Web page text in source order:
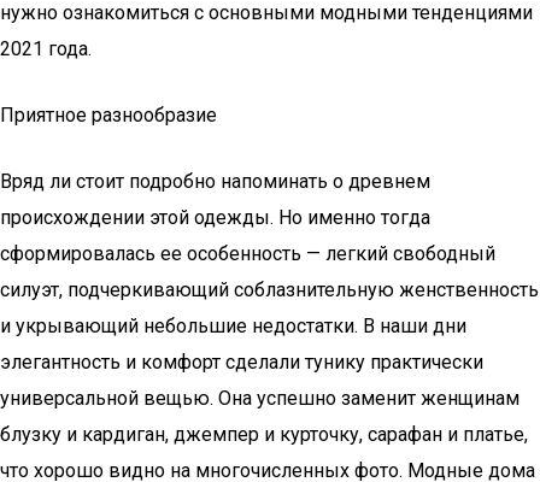
нужно ознакомиться с основными модными тенденциями
2021 года.
Приятное разнообразие
Вряд ли стоит подробно напоминать о древнем
происхождении этой одежды. Но именно тогда
сформировалась ее особенность — легкий свободный
силуэт, подчеркивающий соблазнительную женственность
и укрывающий небольшие недостатки. В наши дни
элегантность и комфорт сделали тунику практически
универсальной вещью. Она успешно заменит женщинам
блузку и кардиган, джемпер и курточку, сарафан и платье,
что хорошо видно на многочисленных фото. Модные дома